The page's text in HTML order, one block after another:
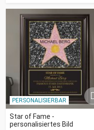
PERSONALISIERBAR
Star of Fame -
personalisiertes Bild